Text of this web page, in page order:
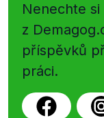
Nenechte
z
příspěvků
práci.